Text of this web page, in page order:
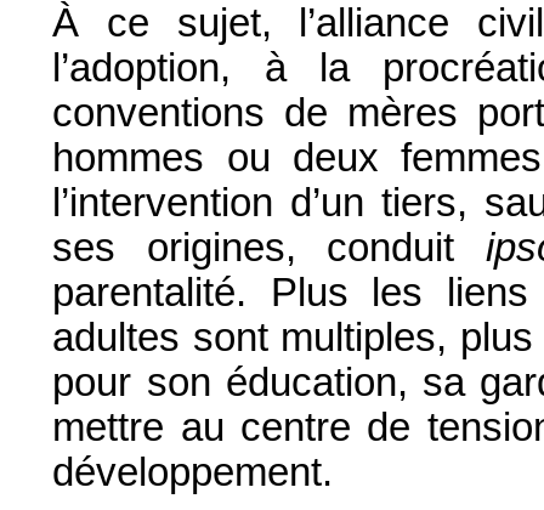
À ce sujet, l’alliance
l’adoption, à la
conventions de mères
hommes ou deux
l’intervention d’un tiers,
ses origines, conduit
parentalité. Plus les
adultes sont multiples,
pour son éducation, sa
mettre au centre de
développement.